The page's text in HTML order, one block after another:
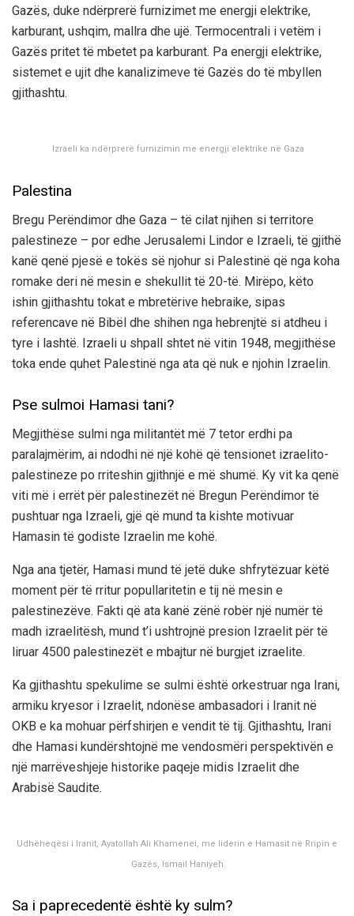
Gazës, duke ndërprerë furnizimet me energji elektrike,
karburant, ushqim, mallra dhe ujë. Termocentrali i vetëm i
Gazës pritet të mbetet pa karburant. Pa energji elektrike,
sistemet e ujit dhe kanalizimeve të Gazës do të mbyllen
gjithashtu.
Izraeli ka ndërprerë furnizimin me energji elektrike në Gaza
Palestina
Bregu Perëndimor dhe Gaza – të cilat njihen si territore
palestineze – por edhe Jerusalemi Lindor e Izraeli, të gjithë
kanë qenë pjesë e tokës së njohur si Palestinë që nga koha
romake deri në mesin e shekullit të 20-të. Mirëpo, këto
ishin gjithashtu tokat e mbretërive hebraike, sipas
referencave në Bibël dhe shihen nga hebrenjtë si atdheu i
tyre i lashtë. Izraeli u shpall shtet në vitin 1948, megjithëse
toka ende quhet Palestinë nga ata që nuk e njohin Izraelin.
Pse sulmoi Hamasi tani?
Megjithëse sulmi nga militantët më 7 tetor erdhi pa
paralajmërim, ai ndodhi në një kohë që tensionet izraelito-
palestineze po rriteshin gjithnjë e më shumë. Ky vit ka qenë
viti më i errët për palestinezët në Bregun Perëndimor të
pushtuar nga Izraeli, gjë që mund ta kishte motivuar
Hamasin të godiste Izraelin me kohë.
Nga ana tjetër, Hamasi mund të jetë duke shfrytëzuar këtë
moment për të rritur popullaritetin e tij në mesin e
palestinezëve. Fakti që ata kanë zënë robër një numër të
madh izraelitësh, mund t’i ushtrojnë presion Izraelit për të
liruar 4500 palestinezët e mbajtur në burgjet izraelite.
Ka gjithashtu spekulime se sulmi është orkestruar nga Irani,
armiku kryesor i Izraelit, ndonëse ambasadori i Iranit në
OKB e ka mohuar përfshirjen e vendit të tij. Gjithashtu, Irani
dhe Hamasi kundërshtojnë me vendosmëri perspektivën e
një marrëveshjeje historike paqeje midis Izraelit dhe
Arabisë Saudite.
Udhëheqësi i Iranit, Ayatollah Ali Khamenei, me liderin e Hamasit në Rripin e
Gazës, Ismail Haniyeh
Sa i paprecedentë është ky sulm?